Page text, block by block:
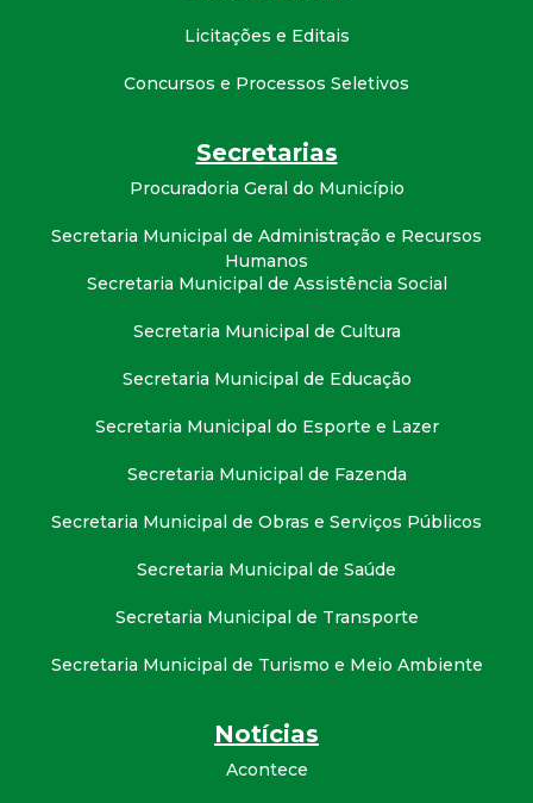
Licitações e Editais
Concursos e Processos Seletivos
Secretarias
Procuradoria Geral do Município
Secretaria Municipal de Administração e Recursos
Humanos
Secretaria Municipal de Assistência Social
Secretaria Municipal de Cultura
Secretaria Municipal de Educação
Secretaria Municipal do Esporte e Lazer
Secretaria Municipal de Fazenda
Secretaria Municipal de Obras e Serviços Públicos
Secretaria Municipal de Saúde
Secretaria Municipal de Transporte
Secretaria Municipal de Turismo e Meio Ambiente
Notícias
Acontece